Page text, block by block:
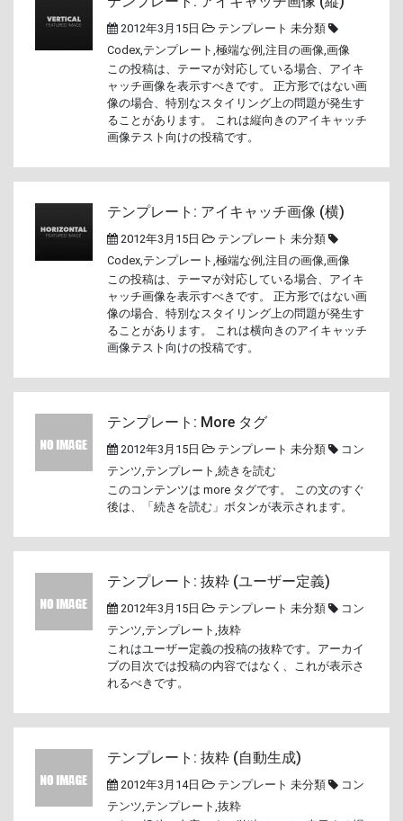
2012年3月15日 テンプレート 未分類
Codex,テンプレート ,極端な例 ,注目の画像,画像
この投稿は、テーマが対応している場合、アイキ
ャッチ画像を表示すべきです。 正方形ではない画
像の場合、特別なスタイリング上の問題が発生す
ることがあります。 これは縦向きのアイキャッチ
画像テスト向けの投稿です。
テンプレート: アイキャッチ画像 (横)
2012年3月15日 テンプレート 未分類
Codex,テンプレート ,極端な例 ,注目の画像,画像
この投稿は、テーマが対応している場合、アイキ
ャッチ画像を表示すべきです。 正方形ではない画
像の場合、特別なスタイリング上の問題が発生す
ることがあります。 これは横向きのアイキャッチ
画像テスト向けの投稿です。
テンプレート: More タグ
2012年3月15日 テンプレート 未分類
コン
テンツ,テンプレート ,続きを読む
このコンテンツは more タグです。 この文のすぐ
後は、「続きを読む」ボタンが表示されます。
テンプレート: 抜粋 (ユーザー定義)
2012年3月15日 テンプレート 未分類
コン
テンツ,テンプレート ,抜粋
これはユーザー定義の投稿の抜粋です。アーカイ
ブの目次では投稿の内容ではなく、これが表示さ
れるべきです。
テンプレート: 抜粋 (自動生成)
2012年3月14日 テンプレート 未分類
コン
テンツ,テンプレート ,抜粋